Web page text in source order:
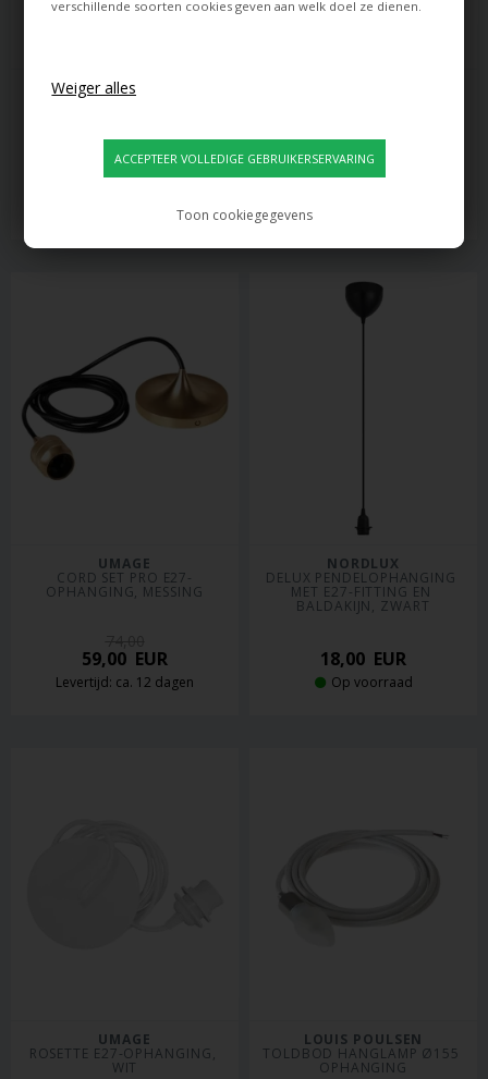
verschillende soorten cookies geven aan welk doel ze dienen.
Toon cookiegegevens
UMAGE
ROSETTE E27-OPHANGING,
45,00
36,00EUR
Levertijd: ca. 12 dagen
630,00
607,00EUR
UMAGE
CORD SET PRO E27-
OPHANGING, MESSING
59,00 EUR
Levertijd: ca. 12 dagen
NORDLUX
DELUX PENDELOPHANGING
MET E27-FITTING EN
BALDAKIJN, ZWART
18,00 EUR
Op voorraad
UMAGE
ROSETTE E27-OPHANGING,
WIT
LOUIS POULSEN
TOLDBOD HANGLAMP Ø155
OPHANGING